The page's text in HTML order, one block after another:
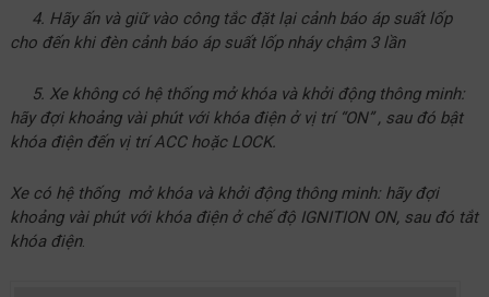
4. Hãy ấn và giữ vào công tắc đặt lại cảnh báo áp suất lốp
cho đến khi đèn cảnh báo áp suất lốp nháy chậm 3 lần
5. Xe không có hệ thống mở khóa và khởi động thông minh:
hãy đợi khoảng vài phút với khóa điện ở vị trí “ON” , sau đó bật
khóa điện đến vị trí ACC hoặc LOCK.
Xe có hệ thống mở khóa và khởi động thông minh: hãy đợi
khoảng vài phút với khóa điện ở chế độ IGNITION ON, sau đó tắt
khóa điện.